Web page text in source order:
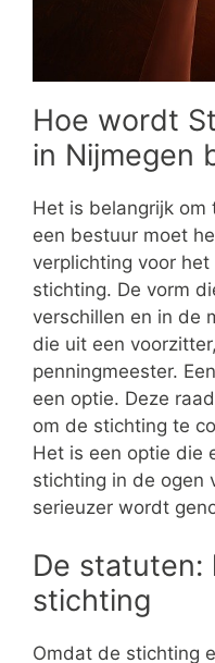
Hoe wordt
in Nijmegen
Het is belangrijk
een bestuur moet
verplichting voor
stichting. De vorm
verschillen en in de
die uit een
penningmeester.
een optie. Deze
om de stichting te
Het is een optie die
stichting in de ogen
serieuzer wordt
De
stichting
Omdat de stichting